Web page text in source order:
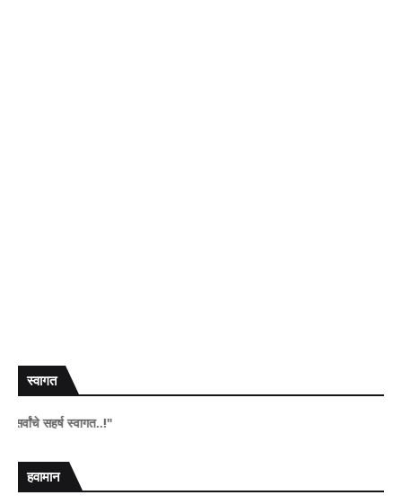
स्वागत
स्वागत..!"
हवामान